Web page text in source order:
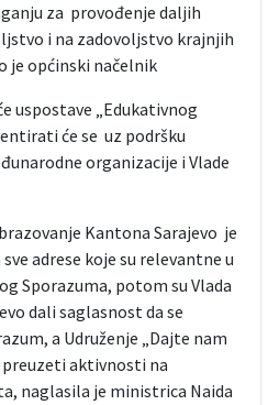
za provođenje daljih
i na zadovoljstvo krajnjih
je općinski načelnik
uspostave „Edukativnog
će se uz podršku
organizacije i Vlade
Kantona Sarajevo je
adrese koje su relevantne u
Sporazuma, potom su Vlada
dali saglasnost da se
a Udruženje „Dajte nam
preuzeti aktivnosti na
naglasila je ministrica Naida